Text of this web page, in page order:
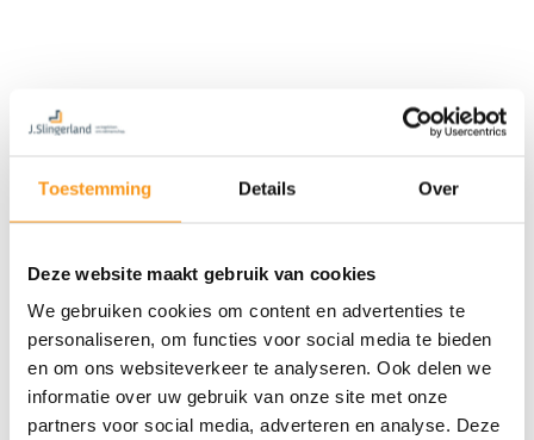
Toestemming Details Over
Deze website maakt gebruik van cookies
We gebruiken cookies om content en advertenties te
personaliseren, om functies voor social media te bieden
en om ons websiteverkeer te analyseren. Ook delen we
informatie over uw gebruik van onze site met onze
partners voor social media, adverteren en analyse. Deze